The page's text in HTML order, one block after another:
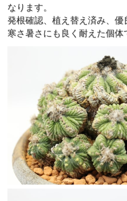
なります。
発根確認、植え替え済み、優
寒さ暑さにも良く耐えた個体